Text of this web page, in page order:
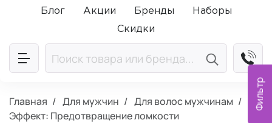
Фильтр
Промокод ПРИВЕТ
Блог Акции Бренды
Наборы
Скидки
Главная Для мужчин
Для волос мужчинам
Эффект: Предотвращение ломкости